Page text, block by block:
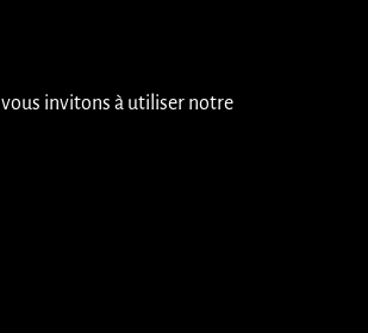
invitons à utiliser notre